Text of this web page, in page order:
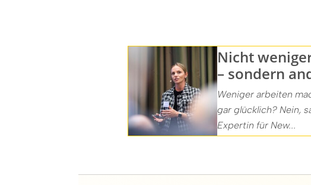
Nicht
– sondern
Weniger arbeiten
gar glücklich? Nein,
Expertin für New...